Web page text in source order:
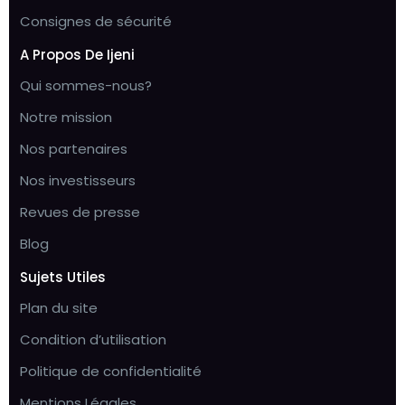
Consignes de sécurité
A Propos De Ijeni
Qui sommes-nous?
Notre mission
Nos partenaires
Nos investisseurs
Revues de presse
Blog
Sujets Utiles
Plan du site
Condition d’utilisation
Politique de confidentialité